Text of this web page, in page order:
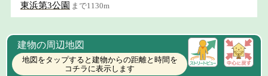
東浜第3公園 まで1130m
建物の周辺地図
地図をタップすると建物からの距離と時間を
コチラに表示します